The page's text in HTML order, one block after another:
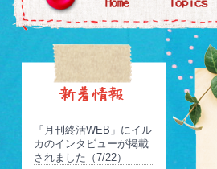
「月刊終活WEB」にイル
カのインタビューが掲載
されました（7/22）